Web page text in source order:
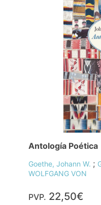
Antología Poética
Goethe, Johann W. ;
WOLFGANG VON
PVP. 22,50€